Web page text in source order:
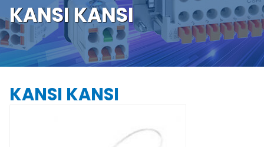
KANSI KANSI
KANSI KANSI